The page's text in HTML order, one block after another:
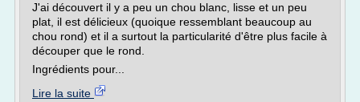
J'ai découvert il y a peu un chou blanc, lisse et un peu
plat, il est délicieux (quoique ressemblant beaucoup au
chou rond) et il a surtout la particularité d'être plus facile à
découper que le rond.
Ingrédients pour...
Lire la suite